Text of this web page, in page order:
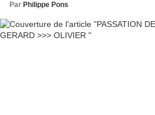
Par Philippe Pons